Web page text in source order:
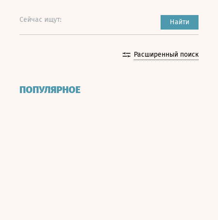
Сейчас ищут: Найти
Расширенный поиск
ПОПУЛЯРНОЕ